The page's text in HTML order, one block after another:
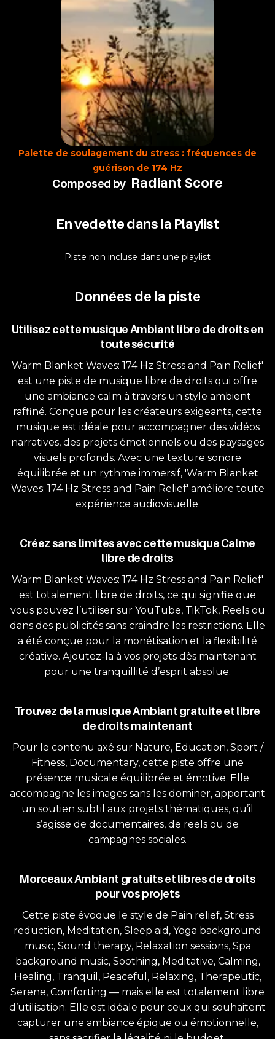
Palette de soulagement du stress : fréquences de
guérison de 174 Hz
Composed by Radiant Score
En vedette dans la Playlist
Piste non incluse dans une playlist
Données de la piste
Utilisez cette musique Ambiant libre de droits en
toute sécurité
Warm Blanket Waves: 174 Hz Stress and Pain Relief'
est une piste de musique libre de droits qui offre
une ambiance calm à travers un style ambient
raffiné. Conçue pour les créateurs exigeants, cette
musique est idéale pour accompagner des vidéos
narratives, des projets émotionnels ou des paysages
visuels profonds. Avec une texture sonore
équilibrée et un rythme immersif, 'Warm Blanket
Waves: 174 Hz Stress and Pain Relief' améliore toute
expérience audiovisuelle.
Créez sans limites avec cette musique Calme
libre de droits
Warm Blanket Waves: 174 Hz Stress and Pain Relief'
est totalement libre de droits, ce qui signifie que
vous pouvez l’utiliser sur YouTube, TikTok, Reels ou
dans des publicités sans craindre les restrictions. Elle
a été conçue pour la monétisation et la flexibilité
créative. Ajoutez-la à vos projets dès maintenant
pour une tranquillité d’esprit absolue.
Trouvez de la musique Ambiant gratuite et libre
de droits maintenant
Pour le contenu axé sur Nature, Education, Sport /
Fitness, Documentary, cette piste offre une
présence musicale équilibrée et émotive. Elle
accompagne les images sans les dominer, apportant
un soutien subtil aux projets thématiques, qu’il
s’agisse de documentaires, de reels ou de
campagnes sociales.
Morceaux Ambiant gratuits et libres de droits
pour vos projets
Cette piste évoque le style de Pain relief, Stress
reduction, Meditation, Sleep aid, Yoga background
music, Sound therapy, Relaxation sessions, Spa
background music, Soothing, Meditative, Calming,
Healing, Tranquil, Peaceful, Relaxing, Therapeutic,
Serene, Comforting — mais elle est totalement libre
d’utilisation. Elle est idéale pour ceux qui souhaitent
capturer une ambiance épique ou émotionnelle,